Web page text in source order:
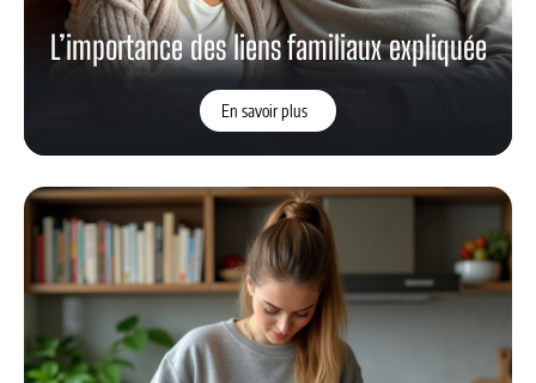
L’importance des liens familiaux expliquée
En savoir plus